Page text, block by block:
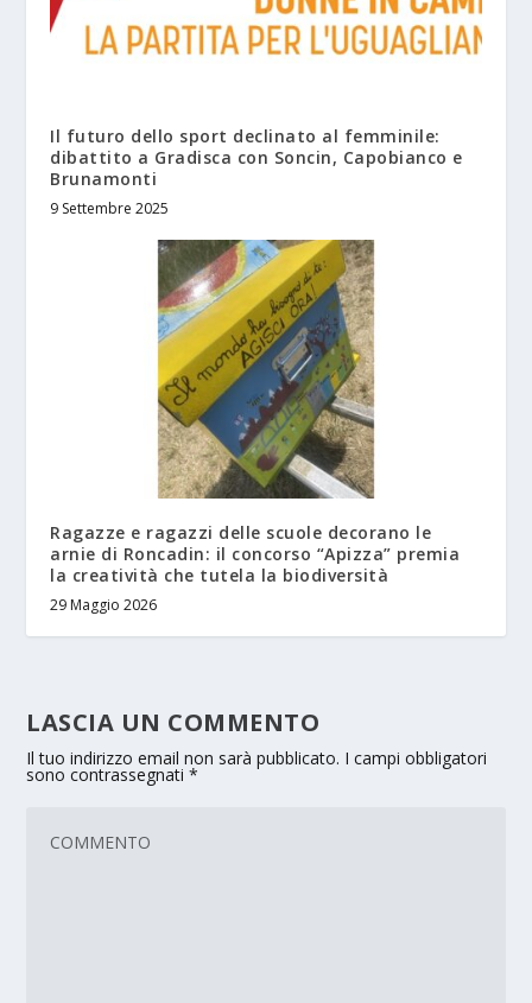
Il futuro dello sport declinato al femminile:
dibattito a Gradisca con Soncin, Capobianco e
Brunamonti
9 Settembre 2025
Ragazze e ragazzi delle scuole decorano le
arnie di Roncadin: il concorso “Apizza” premia
la creatività che tutela la biodiversità
29 Maggio 2026
LASCIA UN COMMENTO
Il tuo indirizzo email non sarà pubblicato. I campi obbligatori
sono contrassegnati*